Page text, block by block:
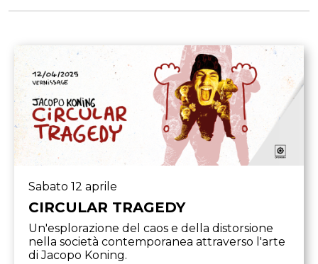
Sabato 12 aprile
CIRCULAR TRAGEDY
Un'esplorazione del caos e della distorsione
nella società contemporanea attraverso l'arte
di Jacopo Koning.